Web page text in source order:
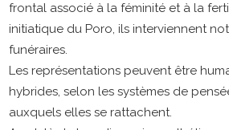
frontal associé à la féminité et à la
initiatique du Poro, ils interviennent
funéraires.
Les représentations peuvent être
hybrides, selon les systèmes de
auxquels elles se rattachent.